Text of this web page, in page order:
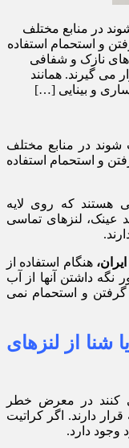
در منابع مختلف
و استحمام استفاده
نازک و شفافی
می گیرند. همانند
و بینایی […]
در منابع مختلف
و استحمام استفاده
هستند که روی لایه
عینک، لنزهای تماسی
هنگام استفاده از
نگه داشتن آنها از آب
گرفتن و استحمام نمی
شنا از لنزهای
کنند در معرض خطر
قرار دارند. اگر کراتیت
وجود دارد.